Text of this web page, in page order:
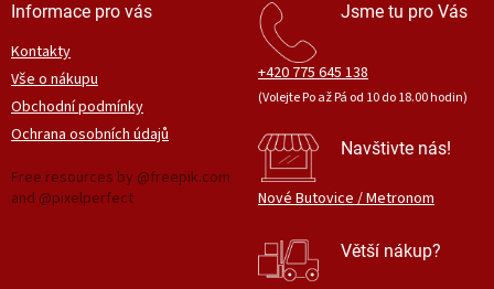
Informace pro vás
Kontakty
Vše o nákupu
Obchodní podmínky
Ochrana osobních údajů
Free resources by @freepik.com
and @pixelperfect
Jsme tu pro Vás
+420 775 645 138
(Volejte Po až Pá od 10 do 18.00 hodin)
Navštivte nás!
Nové Butovice / Metronom
Větší nákup?